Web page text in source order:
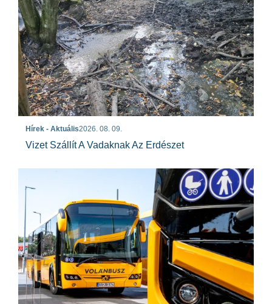
Hírek - Aktuális2026. 08. 09.
Vizet Szállít A Vadaknak Az Erdészet